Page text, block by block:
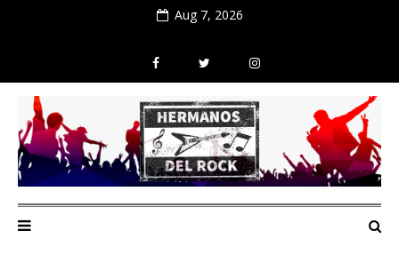
Aug 7, 2026